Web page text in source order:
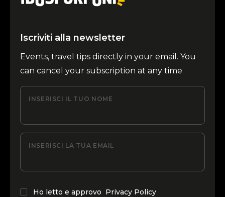
Iscriviti alla newsletter
Events, travel tips directly in your email. You
can cancel your subscription at any time
INSERISCI IL TUO NOME
INSERISCI LA TUA EMAIL
Ho letto e approvo Privacy Policy